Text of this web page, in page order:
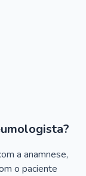
a anamnese,
o paciente